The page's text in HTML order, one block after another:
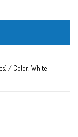
/ Color: White